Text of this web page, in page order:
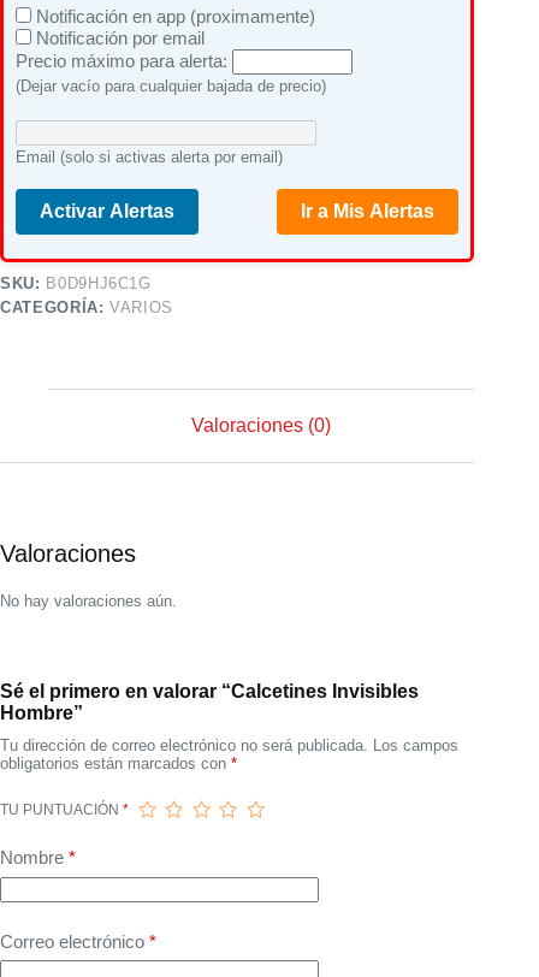
Notificación en app (proximamente)
Notificación por email
Precio máximo para alerta:
(Dejar vacío para cualquier bajada de precio)
Email (solo si activas alerta por email)
Activar Alertas Ir a Mis Alertas
SKU: B0D9HJ6C1G
CATEGORÍA:VARIOS
Valoraciones (0)
Valoraciones
No hay valoraciones aún.
Sé el primero en valorar “Calcetines Invisibles
Hombre”
Tu dirección de correo electrónico no será publicada. Los campos
obligatorios están marcados con *
TU PUNTUACIÓN *
Nombre *
Correo electrónico *